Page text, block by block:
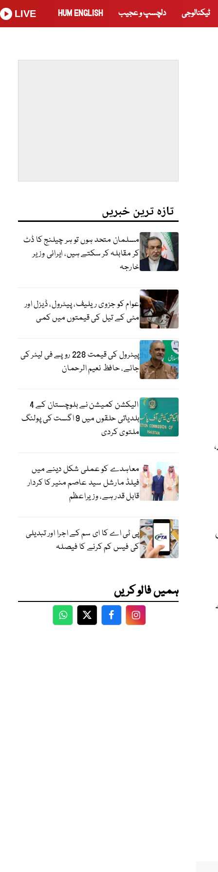
ٹیکنالوجی دلچسپ و عجیب HUM ENGLISH
LIVE
تازہ ترین خبریں
مسلمان متحد ہوں تو ہر چیلنج کا ڈٹ
کر مقابلہ کر سکتے ہیں، ایرانی وزیر
خارجہ
عوام کو جزوی ریلیف، پیٹرول، ڈیزل اور
مٹی کے تیل کی قیمتوں میں کمی
پیٹرول کی قیمت 228 روپے فی لیٹر کی
جائے، حافظ نعیم الرحمان
الیکشن کمیشن نے بلوچستان کے 4
بلدیاتی حلقوں میں 9 اگست کی پولنگ
ملتوی کردی
معاہدے کو عملی شکل دینے میں
فیلڈ مارشل سید عاصم منیر کا کردار
قابل قدر ہے، وزیراعظم
پی ٹی اے کا ای سم کے اجرا اور تبدیلی
کی فیس کم کرنے کا فیصلہ
ہمیں فالو کریں
WhatsApp
TwitterFacebookFacebook